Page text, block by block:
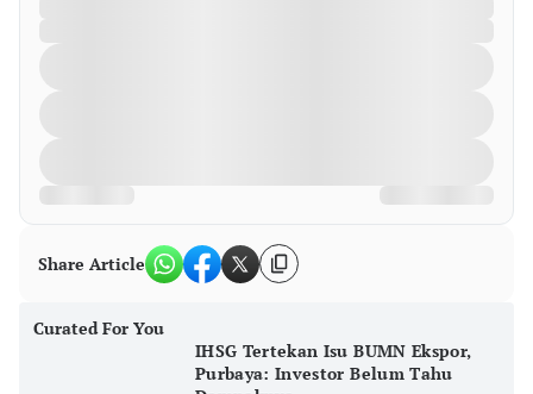
Share Article
Curated For You
IHSG Tertekan Isu BUMN Ekspor,
Purbaya: Investor Belum Tahu